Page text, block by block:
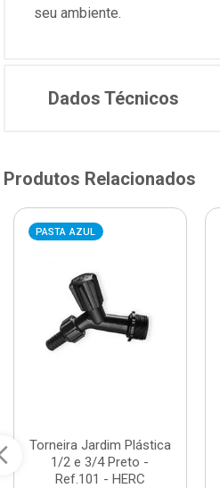
seu ambiente.
Dados Técnicos
Produtos Relacionados
PASTA AZUL
Torneira Jardim Plástica
1/2 e 3/4 Preto -
Ref.101 - HERC